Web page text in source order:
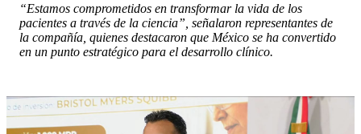
“Estamos comprometidos en transformar la vida de los
pacientes a través de la ciencia”, señalaron representantes de
la compañía, quienes destacaron que México se ha convertido
en un punto estratégico para el desarrollo clínico.